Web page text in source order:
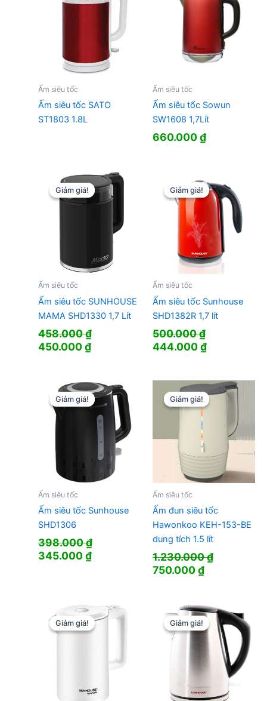
Ấm siêu tốc
Ấm siêu tốc SATO
ST1803 1.8L
Ấm siêu tốc
Ấm siêu tốc Sowun
SW1608 1,7Lít
660.000₫
Giảm giá!
Giảm giá!
Ấm siêu tốc
Ấm siêu tốc SUNHOUSE
MAMA SHD1330 1,7 Lít
458.000₫
Giá
458.000 ₫.
450.000₫Giá
là:
450.000 ₫.
Giảm giá!
Giảm giá!
Ấm siêu tốc
Ấm siêu tốc Sunhouse
SHD1382R 1,7 lít
500.000₫
Giá
500.000 ₫.
444.000₫Giá
là:
444.000 ₫.
Giảm giá!
Giảm giá!
Ấm siêu tốc
Ấm siêu tốc Sunhouse
SHD1306
398.000₫
Giá
345.000₫Giá
345.000 ₫.
Giảm giá!
Giảm giá!
Ấm siêu tốc
Ấm đun siêu tốc
Hawonkoo KEH-153-BE
dung tích 1.5 lít
1.230.000₫
Giá
1.230.000 ₫.
750.000₫Giá
là:
750.000 ₫.
Giảm giá!
Giảm giá! Giảm giá!
Giảm giá!